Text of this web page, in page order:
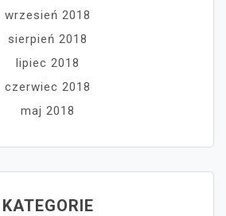
wrzesień 2018
sierpień 2018
lipiec 2018
czerwiec 2018
maj 2018
KATEGORIE